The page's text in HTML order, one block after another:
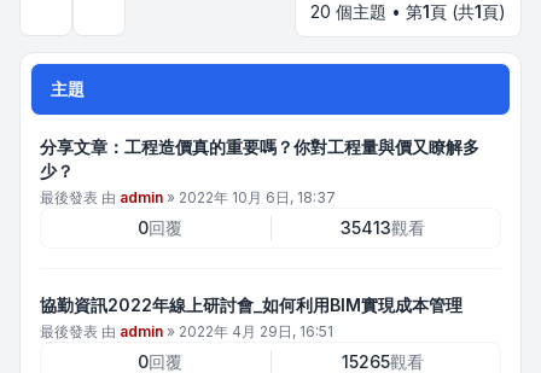
20 個主題 • 第1頁 (共1頁)
主題
分享文章：工程造價真的重要嗎？你對工程量與價又瞭解多
少？
最後發表 由 admin » 2022年 10月 6日, 18:37
0回覆 35413觀看
協勤資訊2022年線上研討會_如何利用BIM實現成本管理
最後發表 由 admin » 2022年 4月 29日, 16:51
0回覆 15265觀看